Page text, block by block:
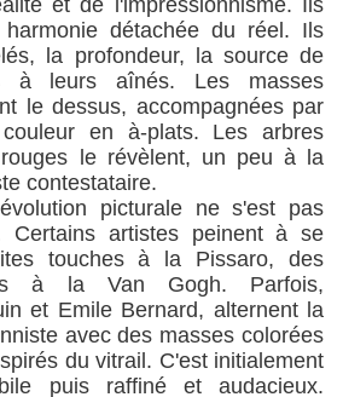
et de l'impressionnisme. Ils
détachée du réel. Ils
la profondeur, la source de
à leurs aînés. Les masses
le dessus, accompagnées par
en à-plats. Les arbres
le révèlent, un peu à la
contestataire.
picturale ne s'est pas
Certains artistes peinent à se
touches à la Pissaro, des
à la Van Gogh. Parfois,
et Emile Bernard, alternent la
avec des masses colorées
du vitrail. C'est initialement
puis raffiné et audacieux.